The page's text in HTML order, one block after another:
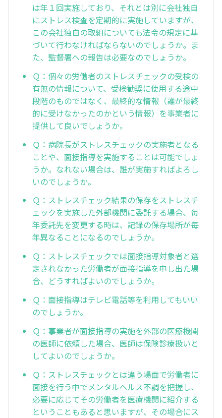
は年１回実施しており、それとは別に会社独自
にストレス検査を定期的に実施していますが、
この会社独自の取組についても法令の規定に基
づいて行わなければならないのでしょうか。ま
た、監督署への報告は必要なのでしょうか。
Ｑ：個々の労働者のストレスチェックの受検の
有無の情報について、受検勧奨に使用する途中
段階のものではなく、最終的な情報（誰が最終
的に受けなかったのかという情報）を事業者に
提供して良いでしょうか。
Ｑ：病院長がストレスチェックの実施者となる
ことや、面接指導を実施することは可能でしょ
うか。なれない場合は、誰が実施すればよろし
いのでしょうか。
Ｑ：ストレスチェック結果の保存をストレスチ
ェックを実施した外部機関に委託する場合、毎
年委託先を変更する時は、記録の保存場所が毎
年異なることになるのでしょうか。
Ｑ：ストレスチェックでは面接指導対象者と選
定されなかった労働者が面接指導を申し出た場
合、どうすればよいのでしょうか。
Ｑ：面接指導はテレビ電話等を利用してもいい
のでしょうか。
Ｑ：事業者が面接指導の実施を外部の医療機関
の医師に依頼した場合、医師は保険診療扱いと
してよいのでしょうか。
Ｑ：ストレスチェックとは違う場面で労働者に
面接を行う中でメンタルヘルス不調を把握し、
必要に応じてその労働者を医療機関に紹介する
ということもあると思いますが、その場合にス